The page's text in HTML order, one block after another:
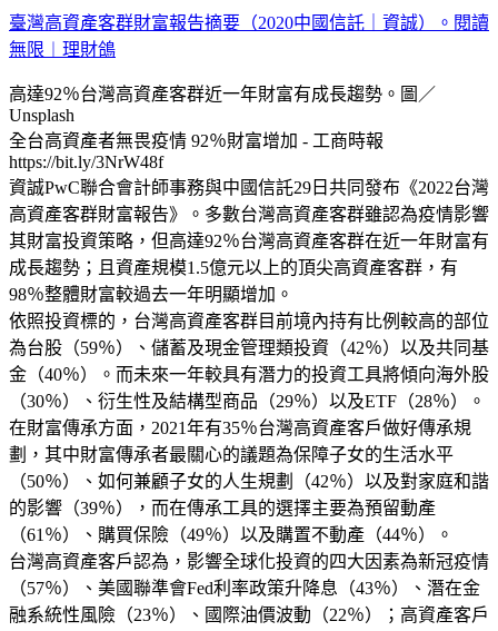
臺灣高資產客群財富報告摘要（2020中國信託｜資誠）。閱讀
無限︱理財鴿
高達92％台灣高資產客群近一年財富有成長趨勢。圖／
Unsplash
全台高資產者無畏疫情 92％財富增加 - 工商時報
https://bit.ly/3NrW48f
資誠PwC聯合會計師事務與中國信託29日共同發布《2022台灣
高資產客群財富報告》。多數台灣高資產客群雖認為疫情影響
其財富投資策略，但高達92％台灣高資產客群在近一年財富有
成長趨勢；且資產規模1.5億元以上的頂尖高資產客群，有
98％整體財富較過去一年明顯增加。
依照投資標的，台灣高資產客群目前境內持有比例較高的部位
為台股（59％）、儲蓄及現金管理類投資（42％）以及共同基
金（40％）。而未來一年較具有潛力的投資工具將傾向海外股
（30％）、衍生性及結構型商品（29％）以及ETF（28％）。
在財富傳承方面，2021年有35％台灣高資產客戶做好傳承規
劃，其中財富傳承者最關心的議題為保障子女的生活水平
（50％）、如何兼顧子女的人生規劃（42％）以及對家庭和諧
的影響（39％），而在傳承工具的選擇主要為預留動產
（61％）、購買保險（49％）以及購置不動產（44％）。
台灣高資產客戶認為，影響全球化投資的四大因素為新冠疫情
（57％）、美國聯準會Fed利率政策升降息（43％）、潛在金
融系統性風險（23％）、國際油價波動（22％）；高資產客戶